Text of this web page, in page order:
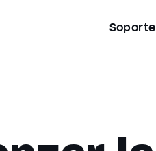
Soporte